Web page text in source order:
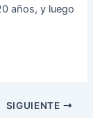
años, y luego
SIGUIENTE